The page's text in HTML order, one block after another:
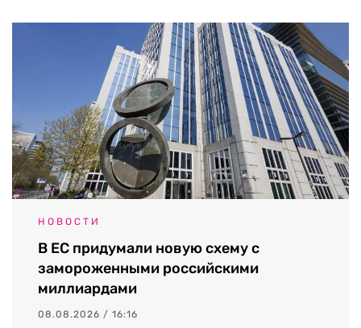
НОВОСТИ
В ЕС придумали новую схему с
замороженными российскими
миллиардами
08.08.2026 / 16:16